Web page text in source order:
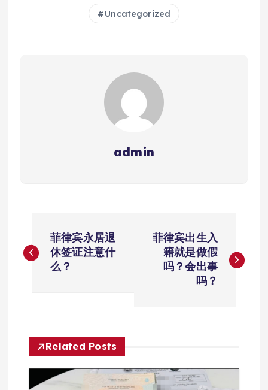
Uncategorized
admin
章
菲律宾永居退
休签证注意什
么？
菲律宾出生入
籍就是做假
吗？会出事
吗？
Related Posts